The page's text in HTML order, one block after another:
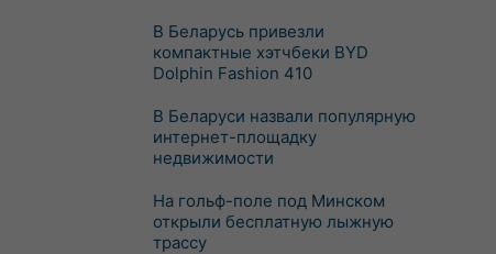
В Беларусь привезли
компактные хэтчбеки BYD
Dolphin Fashion 410
В Беларуси назвали популярную
интернет-площадку
недвижимости
На гольф-поле под Минском
открыли бесплатную лыжную
трассу